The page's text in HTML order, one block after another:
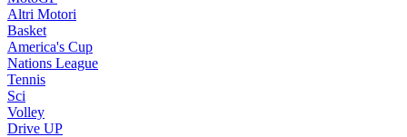
Altri Motori
Basket
America's Cup
Nations League
Tennis
Sci
Volley
Drive UP